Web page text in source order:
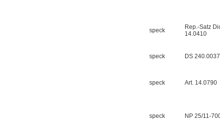
speck
Rep.-Satz
14.0410
speck DS 240.0037
speck Art. 14.0790
speck NP 25/11-